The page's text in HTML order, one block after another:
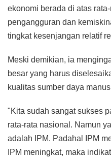
ekonomi berada di atas
pengangguran dan
tingkat kesenjangan relatif
Meski demikian, ia
besar yang harus
kualitas sumber daya
"Kita sudah sangat sukses
rata-rata nasional. Namun
adalah IPM. Padahal IPM
IPM meningkat, maka